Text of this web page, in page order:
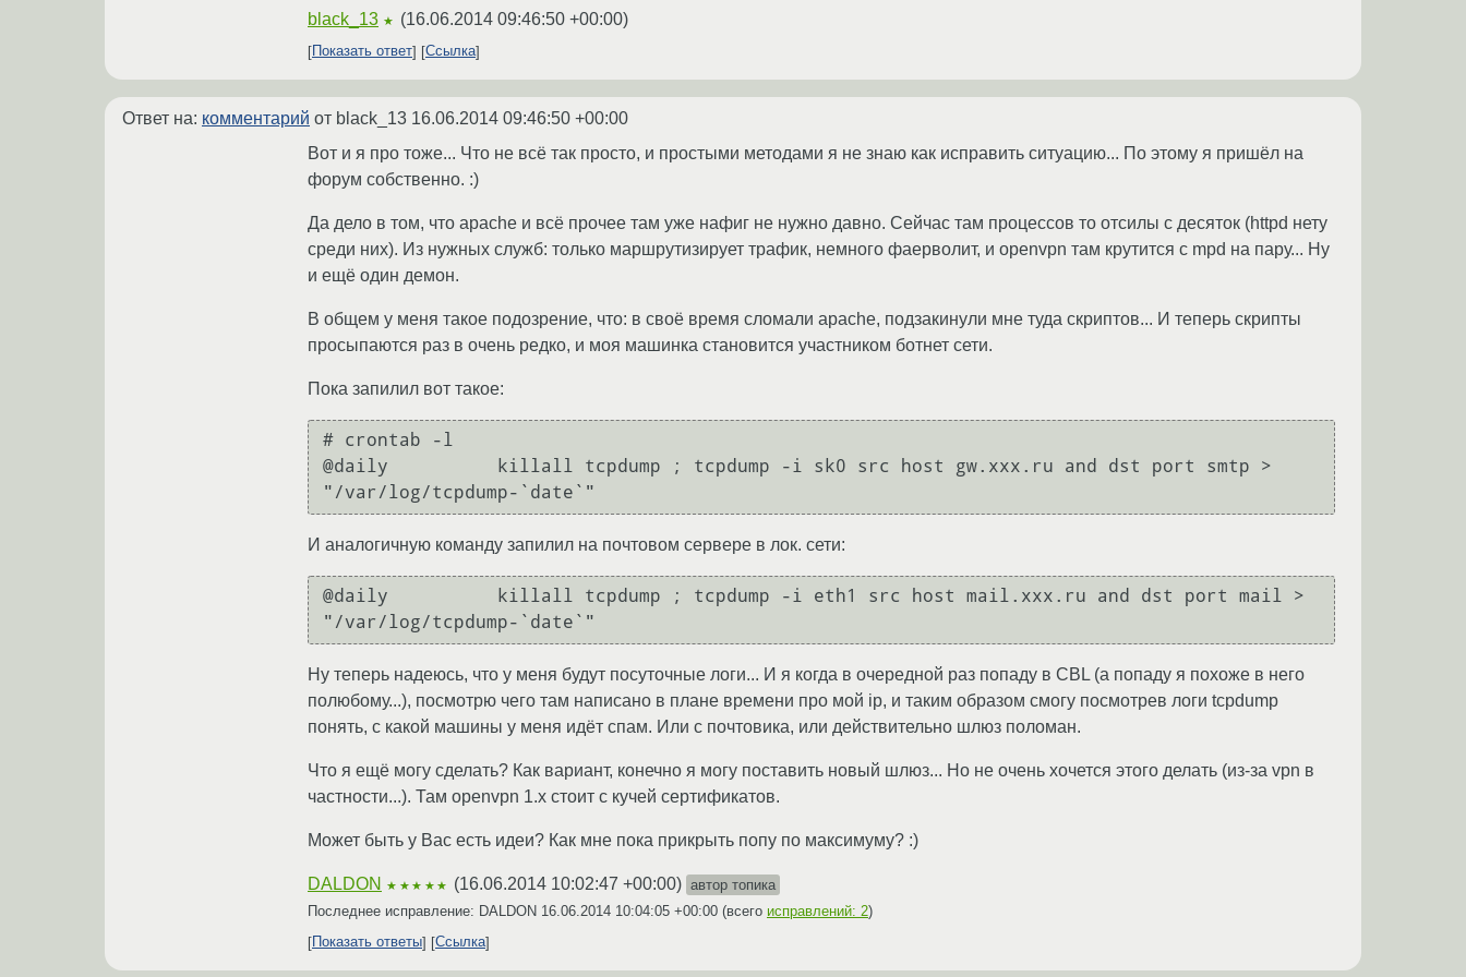
black_13 ★ (16.06.2014 09:46:50 +00:00)
Показать ответ Ссылка
Ответ на: комментарий от black_13 16.06.2014 09:46:50 +00:00
Вот и я про тоже... Что не всё так просто, и простыми методами я не знаю как исправить ситуацию... По этому я пришёл на
форум собственно. :)
Да дело в том, что apache и всё прочее там уже нафиг не нужно давно. Сейчас там процессов то отсилы с десяток (httpd нету
среди них). Из нужных служб: только маршрутизирует трафик, немного фаерволит, и openvpn там крутится с mpd на пару... Ну
и ещё один демон.
В общем у меня такое подозрение, что: в своё время сломали apache, подзакинули мне туда скриптов... И теперь скрипты
просыпаются раз в очень редко, и моя машинка становится участником ботнет сети.
Пока запилил вот такое:
# crontab -l
@daily		killall tcpdump ; tcpdump -i sk0 src host gw.xxx.ru and dst port smtp >
И аналогичную команду запилил на почтовом сервере в лок. сети:
@daily		killall tcpdump ; tcpdump -i eth1 src host mail.xxx.ru and dst port mail >
Ну теперь надеюсь, что у меня будут посуточные логи... И я когда в очередной раз попаду в CBL (а попаду я похоже в него
полюбому...), посмотрю чего там написано в плане времени про мой ip, и таким образом смогу посмотрев логи tcpdump
понять, с какой машины у меня идёт спам. Или с почтовика, или действительно шлюз поломан.
Что я ещё могу сделать? Как вариант, конечно я могу поставить новый шлюз... Но не очень хочется этого делать (из-за vpn в
частности...). Там openvpn 1.x стоит с кучей сертификатов.
Может быть у Вас есть идеи? Как мне пока прикрыть попу по максимуму? :)
DALDON ★★★★★ (16.06.2014 10:02:47 +00:00) автор топика
Последнее исправление: DALDON 16.06.2014 10:04:05 +00:00 (всего исправлений: 2)
Показать ответы
Ссылка